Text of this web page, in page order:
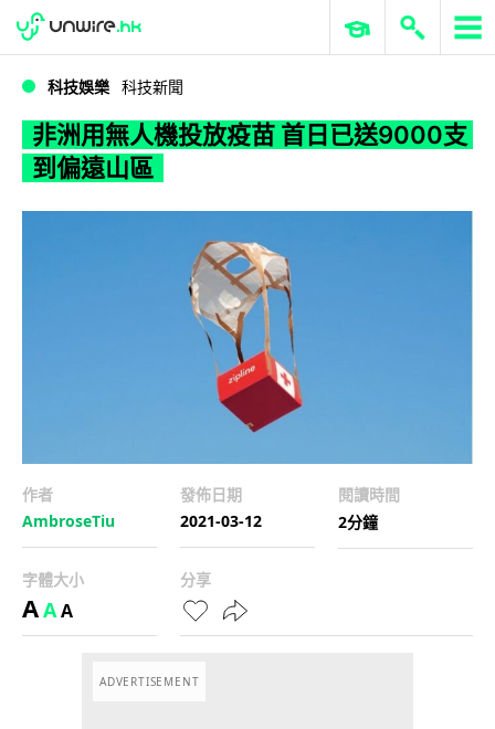
WWDC 2026 ERP 與商業 AI
科技娛樂 科技新聞
非洲用無人機投放疫苗 首日已送9000支
到偏遠山區
作者
AmbroseTiu
發佈日期
2021-03-12
閱讀時間
2分鐘
字體大小
AAA
分享
ADVERTISEMENT